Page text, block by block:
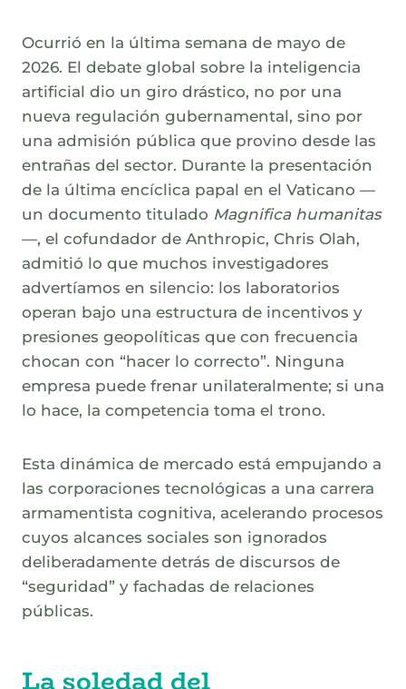
Ocurrió en la última semana de mayo de
2026. El debate global sobre la inteligencia
artificial dio un giro drástico, no por una
nueva regulación gubernamental, sino por
una admisión pública que provino desde las
entrañas del sector. Durante la presentación
de la última encíclica papal en el Vaticano —
un documento titulado Magnifica humanitas
—, el cofundador de Anthropic, Chris Olah,
admitió lo que muchos investigadores
advertíamos en silencio: los laboratorios
operan bajo una estructura de incentivos y
presiones geopolíticas que con frecuencia
chocan con “hacer lo correcto”. Ninguna
empresa puede frenar unilateralmente; si una
lo hace, la competencia toma el trono.
Esta dinámica de mercado está empujando a
las corporaciones tecnológicas a una carrera
armamentista cognitiva, acelerando procesos
cuyos alcances sociales son ignorados
deliberadamente detrás de discursos de
“seguridad” y fachadas de relaciones
públicas.